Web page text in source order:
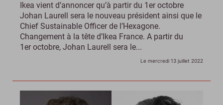
Ikea vient d’annoncer qu’à partir du 1er octobre
Johan Laurell sera le nouveau président ainsi que le
Chief Sustainable Officer de l’Hexagone.
Changement à la tête d’Ikea France. A partir du
1er octobre, Johan Laurell sera le...
Le mercredi 13 juillet 2022